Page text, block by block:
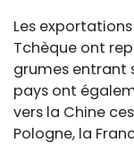
Les
Tchèque ont
grumes entrant
pays ont
vers la Chine
Pologne, la